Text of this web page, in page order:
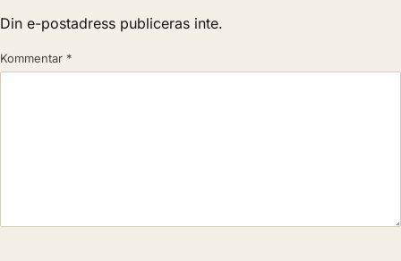
Din e-postadress publiceras inte.
Kommentar *